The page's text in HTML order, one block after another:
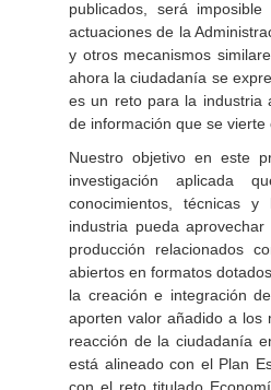
publicados, será
actuaciones de la
y otros mecanismos
ahora la ciudadanía se
es un reto para la industria
de información que se vierte
Nuestro objetivo en este
investigación aplicada
conocimientos, técnicas y
industria pueda
producción relacionados
abiertos en formatos
la creación e integración
aporten valor añadido a los
reacción de la ciudadanía
está alineado con el Plan